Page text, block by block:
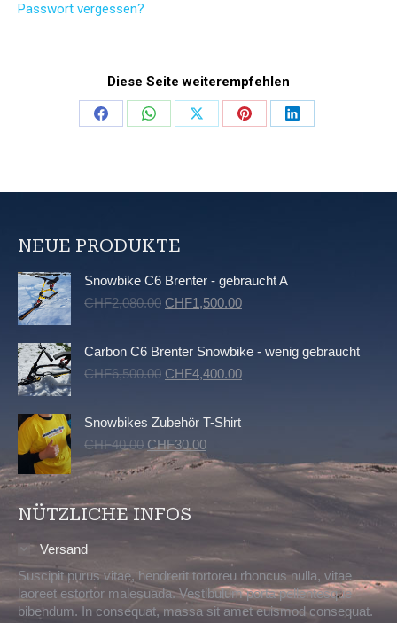
Passwort vergessen?
Diese Seite weiterempfehlen
Share
Share
Share
Share
Share
NEUE PRODUKTE
Snowbike C6 Brenter - gebraucht A
CHF2,080.00 Ursprünglicher
CHF2,080.00
CHF1,500.00Aktueller
CHF1,500.00.
Carbon C6 Brenter Snowbike - wenig gebraucht
CHF6,500.00 Ursprünglicher
CHF6,500.00
CHF4,400.00Aktueller
Snowbikes Zubehör T-Shirt
CHF40.00 Ursprünglicher
Preis
war:
CHF30.00Aktueller
Preis
NÜTZLICHE INFOS
Versand
Suscipit purus vitae, hendrerit tortoreu rhoncus nulla, vitae
laoreet estortor malesuada. Vestibulum porta pellentesque
bibendum. In consequat, massa sit amet euismod consequat.